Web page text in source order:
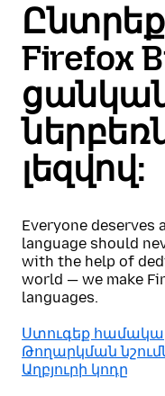
Firefox
լեզվով:
Everyone
language should
with the help of
world — we make
languages.
Ստուգեք
Թողարկման
Աղբյուրի կոդը